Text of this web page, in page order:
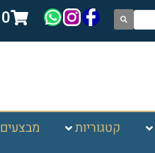
0
קטגוריות מבצעים